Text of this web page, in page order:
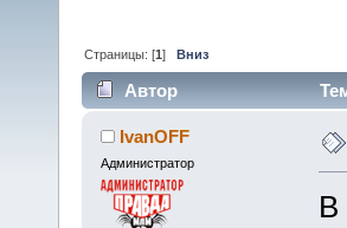
Страницы: [1]Вниз
Автор
IvanOFF
Администратор
В